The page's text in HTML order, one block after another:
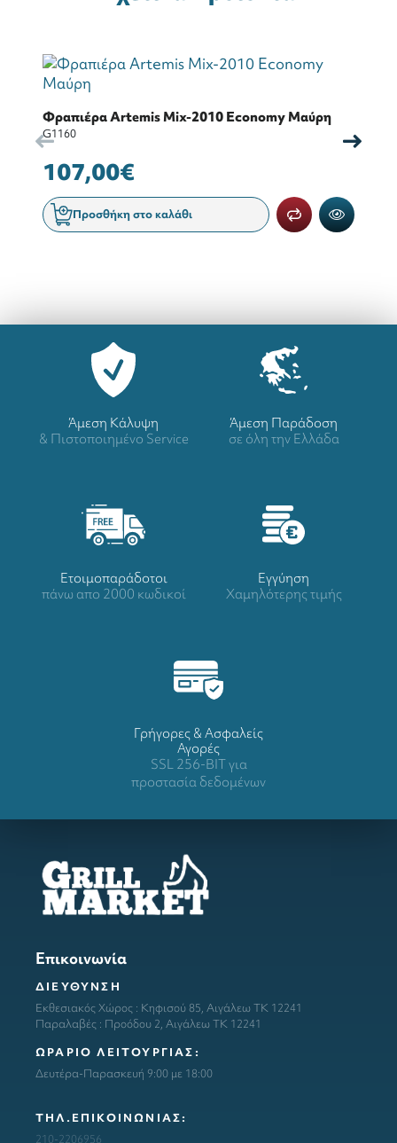
Φραπιέρα Artemis Mix-2010 Economy Μαύρη
G1160
107,00€
Προσθήκη στο καλάθι
Άμεση Κάλυψη
& Πιστοποιημένο Service
Άμεση Παράδοση
σε όλη την Ελλάδα
Ετοιμοπαράδοτοι
πάνω απο 2000 κωδικοί
Eγγύηση
Χαμηλότερης τιμής
Γρήγορες & Ασφαλείς
Αγορές
SSL 256-BIT για
προστασία δεδομένων
Επικοινωνία
ΔΙΕΥΘΥΝΣΗ
Εκθεσιακός Χώρος : Κηφισού 85, Αιγάλεω ΤΚ 12241
Παραλαβές : Προόδου 2, Αιγάλεω ΤΚ 12241
ΩΡΑΡΙΟ ΛΕΙΤΟΥΡΓΙΑΣ:
Δευτέρα-Παρασκευή 9:00 με 18:00
ΤΗΛ.ΕΠΙΚΟΙΝΩΝΙΑΣ:
210-2206956